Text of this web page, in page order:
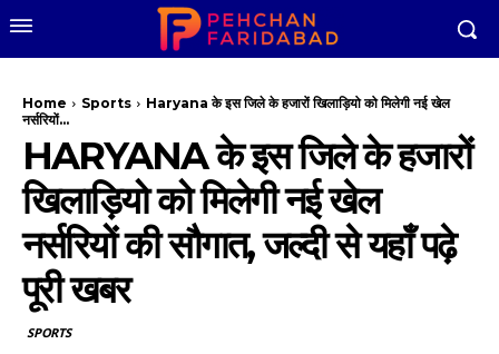
Home Sports
Haryana के इस जिले के हजारों खिलाड़ियो को मिलेगी नई खेल
नर्सरियों...
HARYANA के इस जिले के हजारों
खिलाड़ियो को मिलेगी नई खेल
नर्सरियों की सौगात, जल्दी से यहाँ पढ़े
पूरी खबर
SPORTS